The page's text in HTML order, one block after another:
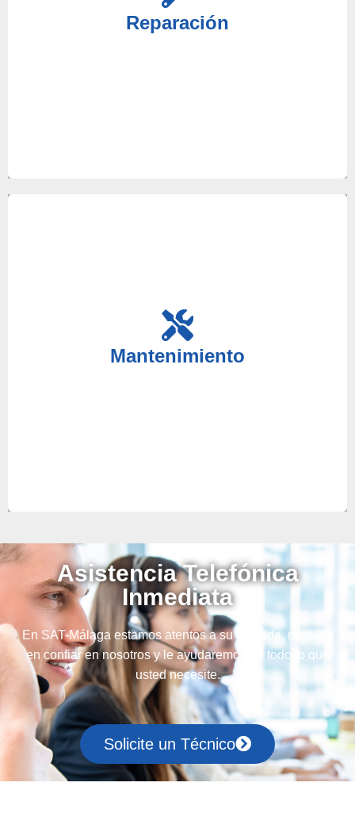
Reparación
disposición a nuestros mejores técnicos para que
reciba un servicio de reparaciones acorde a sus
Mantenimiento
Es de gran importancia realizar el mantenimiento
de sus equipos para anticiparse a posibles averías,
en nuestro servicio técnico le ayudaremos con este
Asistencia Telefónica
Inmediata
En SAT-Málaga estamos atentos a su llamada, no dude
en confiar en nosotros y le ayudaremos en todo lo que
usted necesite.
Solicite un Técnico